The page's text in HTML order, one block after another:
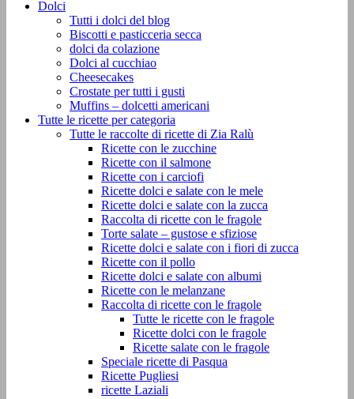
Dolci
Tutti i dolci del blog
Biscotti e pasticceria secca
dolci da colazione
Dolci al cucchiao
Cheesecakes
Crostate per tutti i gusti
Muffins – dolcetti americani
Tutte le ricette per categoria
Tutte le raccolte di ricette di Zia Ralù
Ricette con le zucchine
Ricette con il salmone
Ricette con i carciofi
Ricette dolci e salate con le mele
Ricette dolci e salate con la zucca
Raccolta di ricette con le fragole
Torte salate – gustose e sfiziose
Ricette dolci e salate con i fiori di zucca
Ricette con il pollo
Ricette dolci e salate con albumi
Ricette con le melanzane
Raccolta di ricette con le fragole
Tutte le ricette con le fragole
Ricette dolci con le fragole
Ricette salate con le fragole
Speciale ricette di Pasqua
Ricette Pugliesi
ricette Laziali